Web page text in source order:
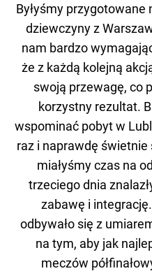
Byłyśmy
dziewczyny z
nam bardzo
że z każdą kolejną
swoją przewagę, co
korzystny rezultat.
wspominać pobyt w
raz i naprawdę
miałyśmy czas na
trzeciego dnia
zabawę i
odbywało się z
na tym, aby jak
meczów